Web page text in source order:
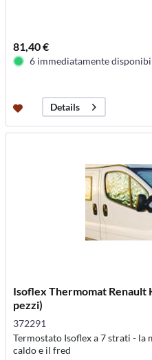
81,40 €
6 immediatamente
Details
Isoflex Thermomat Renault
pezzi)
372291
Termostato Isoflex a 7 strati -
caldo e il fred